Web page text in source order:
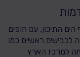
התיכון, עם חופים
לכבישים ראשיים כמו
נוחה למרכז הארץ